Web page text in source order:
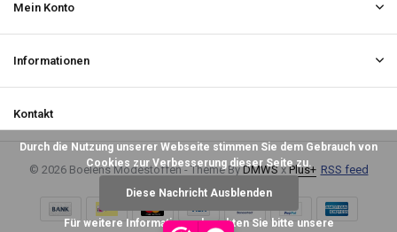
Mein Konto
Informationen
Kontakt
© 2026 Boelens Modestoffen - Theme ByDMWSxPlus+ RSS feed
Durch die Nutzung unserer Webseite stimmen Sie dem Gebrauch von
Cookies zur Verbesserung dieser Seite zu.
Diese Nachricht Ausblenden
Für weitere Informationen beachten Sie bitte unsere